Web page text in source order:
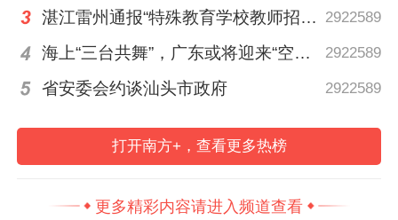
广州市第六中学，老师和家长们为考生送考。
湛江雷州通报“特殊教育学校教师招聘存在违规行为” 2922589
海上“三台共舞”，广东或将迎来“空调外机” | 天气早知道 2922589
省安委会约谈汕头市政府 2922589
打开南方+，查看更多热榜
更多精彩内容请进入频道查看